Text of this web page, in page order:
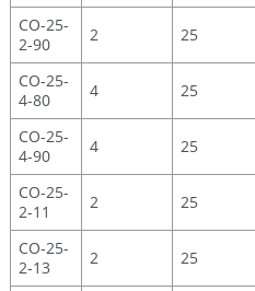
CO-25-
2-90
2 25
CO-25-
4-80
4 25
CO-25-
4-90
4 25
CO-25-
2-11
2 25
CO-25-
2-13
2 25